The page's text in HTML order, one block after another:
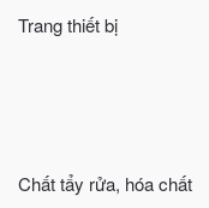
Trang thiết bị
Chất tẩy rửa, hóa chất